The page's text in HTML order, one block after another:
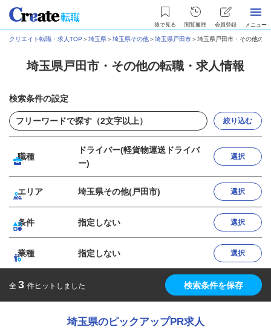
後で見る 閲覧履歴 会員登録 メニュー
クリエイト転職・求人TOP ＞埼玉県＞埼玉県その他＞埼玉県戸田市＞埼玉県戸田市・その他の
埼玉県戸田市・その他の転職・求人情報
検索条件の設定
絞り込む
職種
ドライバー(軽貨物運送ドライバ
ー)
選択
エリア 埼玉県その他(戸田市) 選択
条件 指定しない 選択
業種 指定しない 選択
全 3 件ヒットしました 検索条件を保存
埼玉県のピックアップPR求人